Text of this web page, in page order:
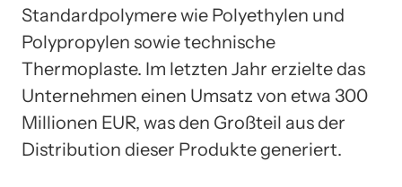
Standardpolymere wie Polyethylen und
Polypropylen sowie technische
Thermoplaste. Im letzten Jahr erzielte das
Unternehmen einen Umsatz von etwa 300
Millionen EUR, was den Großteil aus der
Distribution dieser Produkte generiert.